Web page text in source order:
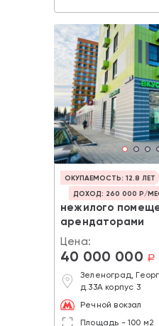
ОКУПАЕМОСТЬ: 12.8 ЛЕТ
ДОХОД: 260 000 Р/
нежилого
арендаторами
Цена:
40 000 000 a
Зеленоград,
д.33А корпус 3
Речной вокзал
Площадь - 100 м2